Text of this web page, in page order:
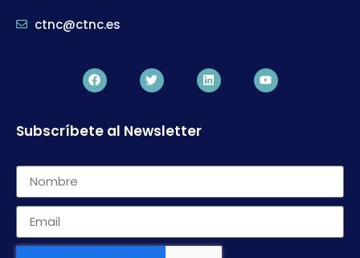
ctnc@ctnc.es
Subscríbete al Newsletter